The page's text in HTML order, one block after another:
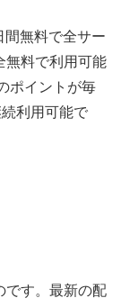
無料で全サー
無料で利用可能
ポイントが毎
利用可能で
です。最新の配